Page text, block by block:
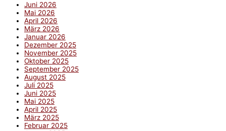
Juni 2026
Mai 2026
April 2026
März 2026
Januar 2026
Dezember 2025
November 2025
Oktober 2025
September 2025
August 2025
Juli 2025
Juni 2025
Mai 2025
April 2025
März 2025
Februar 2025